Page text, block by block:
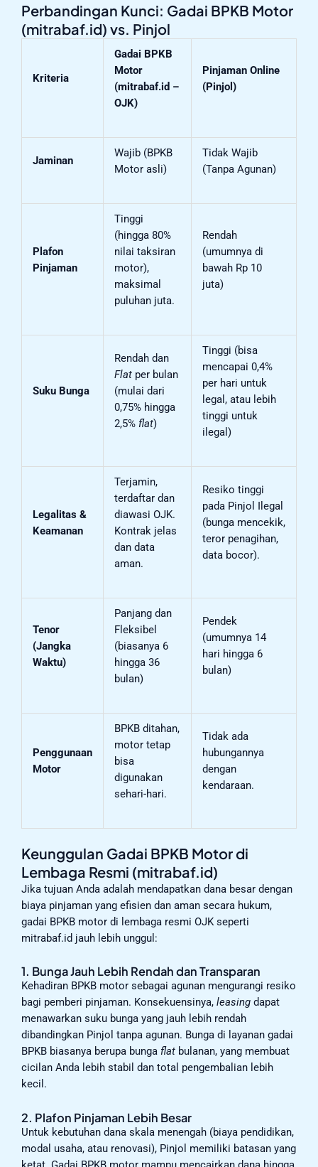
Perbandingan Kunci: Gadai BPKB Motor
(mitrabaf.id) vs. Pinjol
Kriteria
Gadai BPKB
Motor
(mitrabaf.id –
OJK)
Pinjaman Online
(Pinjol)
Jaminan
Wajib (BPKB
Motor asli)
Tidak Wajib
(Tanpa Agunan)
Plafon
Pinjaman
Tinggi
(hingga 80%
nilai taksiran
motor),
maksimal
puluhan juta.
Rendah
(umumnya di
bawah Rp 10
juta)
Suku Bunga
Rendah dan
Flatper bulan
(mulai dari
0,75% hingga
2,5% flat)
Tinggi (bisa
mencapai 0,4%
per hari untuk
legal, atau lebih
tinggi untuk
ilegal)
Legalitas &
Keamanan
Terjamin,
terdaftar dan
diawasi OJK.
Kontrak jelas
dan data
aman.
Resiko tinggi
pada Pinjol Ilegal
(bunga mencekik,
teror penagihan,
data bocor).
Tenor
(Jangka
Waktu)
Panjang dan
Fleksibel
(biasanya 6
hingga 36
bulan)
Pendek
(umumnya 14
hari hingga 6
bulan)
Penggunaan
Motor
BPKB ditahan,
motor tetap
bisa
digunakan
sehari-hari.
Tidak ada
hubungannya
dengan
kendaraan.
Keunggulan Gadai BPKB Motor di
Lembaga Resmi (mitrabaf.id)
Jika tujuan Anda adalah mendapatkan dana besar dengan
biaya pinjaman yang efisien dan aman secara hukum,
gadai BPKB motor di lembaga resmi OJK seperti
mitrabaf.id jauh lebih unggul:
1. Bunga Jauh Lebih Rendah dan Transparan
Kehadiran BPKB motor sebagai agunan mengurangi resiko
bagi pemberi pinjaman. Konsekuensinya, leasing dapat
menawarkan suku bunga yang jauh lebih rendah
dibandingkan Pinjol tanpa agunan. Bunga di layanan gadai
BPKB biasanya berupa bunga flat bulanan, yang membuat
cicilan Anda lebih stabil dan total pengembalian lebih
kecil.
2. Plafon Pinjaman Lebih Besar
Untuk kebutuhan dana skala menengah (biaya pendidikan,
modal usaha, atau renovasi), Pinjol memiliki batasan yang